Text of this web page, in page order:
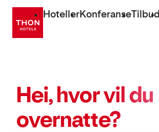
Gå
direkte
HotellerKonferanseTilbud
Hei, hvor vil du
overnatte?